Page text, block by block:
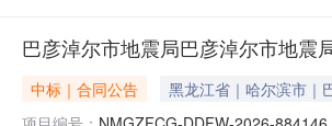
巴彦淖尔市地震局巴彦淖尔市地震
中标｜合同公告 黑龙江省｜哈尔滨市｜